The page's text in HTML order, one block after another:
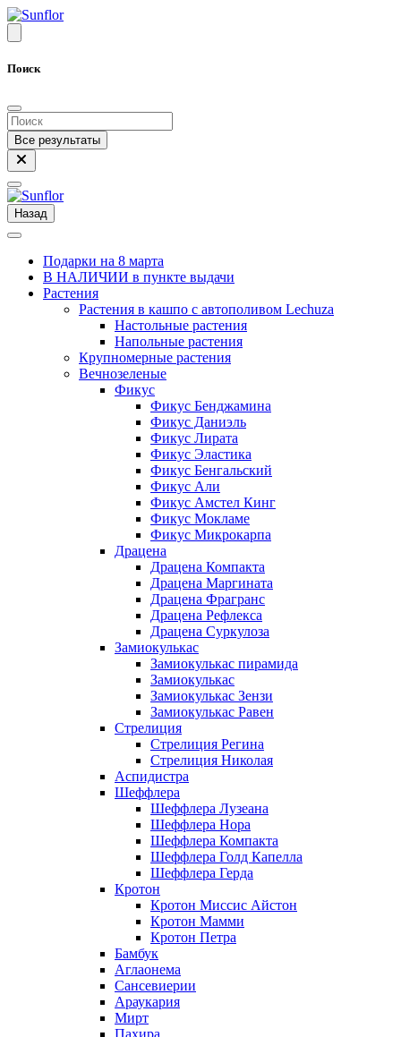
Поиск
Все результаты
Назад
Подарки на 8 марта
В НАЛИЧИИ в пункте выдачи
Растения
Растения в кашпо с автополивом Lechuza
Настольные растения
Напольные растения
Крупномерные растения
Вечнозеленые
Фикус
Фикус Бенджамина
Фикус Даниэль
Фикус Лирата
Фикус Эластика
Фикус Бенгальский
Фикус Али
Фикус Амстел Кинг
Фикус Мокламе
Фикус Микрокарпа
Драцена
Драцена Компакта
Драцена Маргината
Драцена Фрагранс
Драцена Рефлекса
Драцена Суркулоза
Замиокулькас
Замиокулькас пирамида
Замиокулькас
Замиокулькас Зензи
Замиокулькас Равен
Стрелиция
Стрелиция Регина
Стрелиция Николая
Аспидистра
Шеффлера
Шеффлера Лузеана
Шеффлера Нора
Шеффлера Компакта
Шеффлера Голд Капелла
Шеффлера Герда
Кротон
Кротон Миссис Айстон
Кротон Мамми
Кротон Петра
Бамбук
Аглаонема
Сансевиерии
Араукария
Мирт